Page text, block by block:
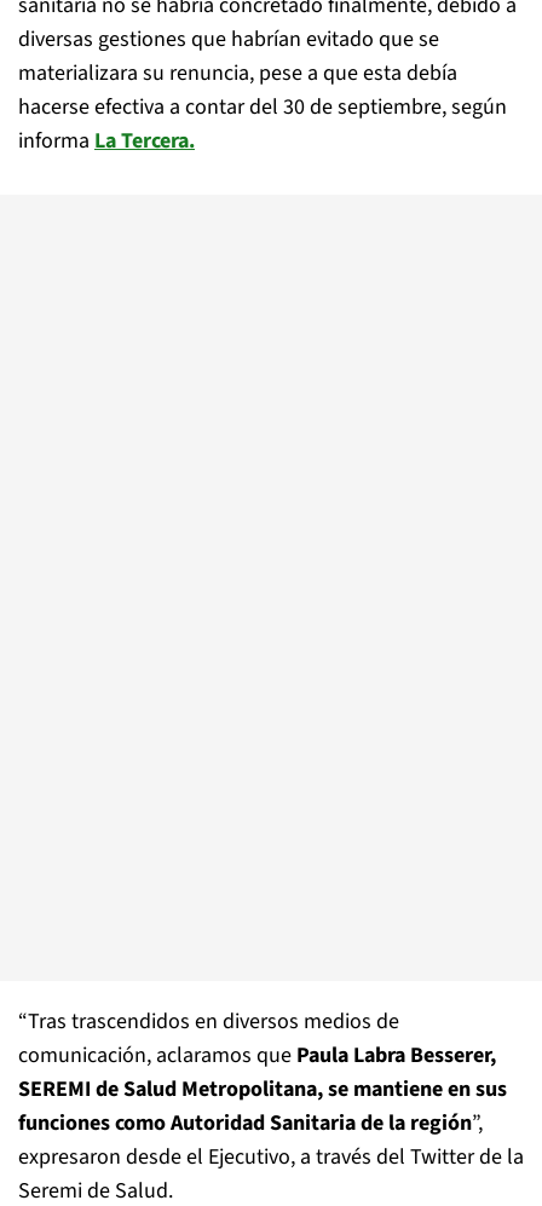
diversas gestiones que habrían evitado que se
materializara su renuncia, pese a que esta debía
hacerse efectiva a contar del 30 de septiembre, según
informa La Tercera.
“Tras trascendidos en diversos medios de
comunicación, aclaramos que Paula Labra Besserer,
SEREMI de Salud Metropolitana, se mantiene en sus
funciones como Autoridad Sanitaria de la región”,
expresaron desde el Ejecutivo, a través del Twitter de la
Seremi de Salud.